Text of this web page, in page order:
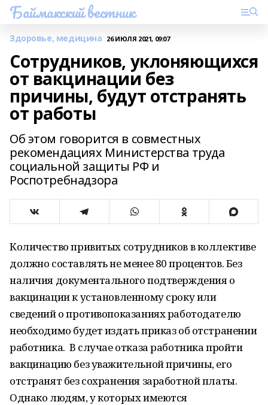
Баймакский вестник
Здоровье, медицина 26 ИЮЛЯ 2021, 09:07
Сотрудников, уклоняющихся
от вакцинации без
причины, будут отстранять
от работы
Об этом говорится в совместных
рекомендациях Министерства труда
социальной защиты РФ и
Роспотребнадзора
Количество привитых сотрудников в коллективе
должно составлять не менее 80 процентов. Без
наличия документального подтверждения о
вакцинации к установленному сроку или
сведений о противопоказаниях работодателю
необходимо будет издать приказ об отстранении
работника. В случае отказа работника пройти
вакцинацию без уважительной причины, его
отстранят без сохранения заработной платы.
Однако людям, у которых имеются